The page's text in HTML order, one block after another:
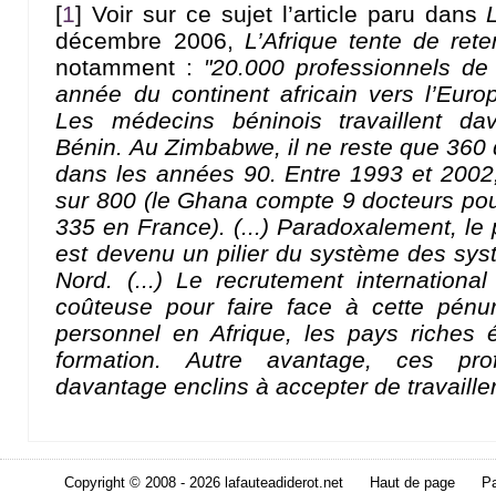
[1]Voir sur ce sujet l’article paru dans
décembre 2006, L’Afrique tente de
notamment : "20.000 professionnels
année du continent africain vers
Les médecins béninois travaillent
Bénin. Au Zimbabwe, il ne reste que
dans les années 90. Entre 1993 et
sur 800 (le Ghana compte 9 docteurs
335 en France). (...) Paradoxalement,
est devenu un pilier du système des
Nord. (...) Le recrutement
coûteuse pour faire face à cette
personnel en Afrique, les pays riches
formation. Autre avantage, ces
davantage enclins à accepter de
Copyright © 2008 - 2026 lafauteadiderot.net Haut de page